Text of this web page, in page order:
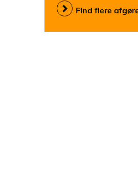
Find flere